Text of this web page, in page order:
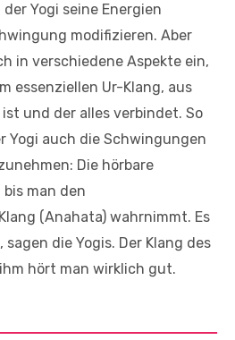
Yogi seine Energien
modifizieren. Aber
in verschiedene Aspekte ein,
essenziellen Ur-Klang, aus
und der alles verbindet. So
Yogi auch die Schwingungen
Die hörbare
man den
(Anahata) wahrnimmt. Es
die Yogis. Der Klang des
hört man wirklich gut.